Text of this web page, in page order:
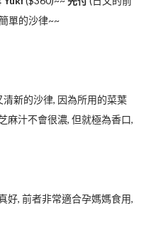
單的沙律~~
新的沙律, 因為所用的菜葉
麻汁不會很濃, 但就極為香口,
好, 前者非常適合孕媽媽食用,